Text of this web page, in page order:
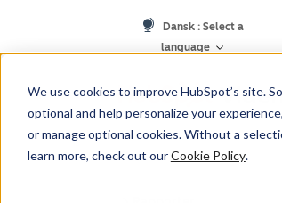
We use cookies to improve HubSpot’s site.
optional and help personalize your
or manage optional cookies. Without a
learn more, check out ourCookie Policy.
Dansk : Select a
language